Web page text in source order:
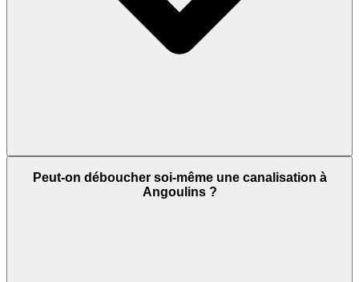
Peut-on déboucher soi-même une canalisation à
Angoulins ?